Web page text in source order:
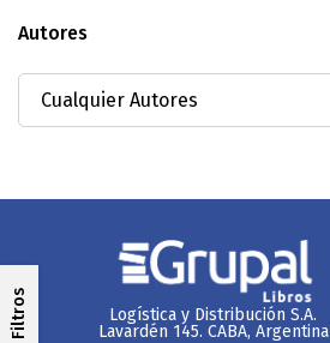
Autores
Filtros
Logística y Distribución S.A.
Lavardén 145. CABA, Argentina